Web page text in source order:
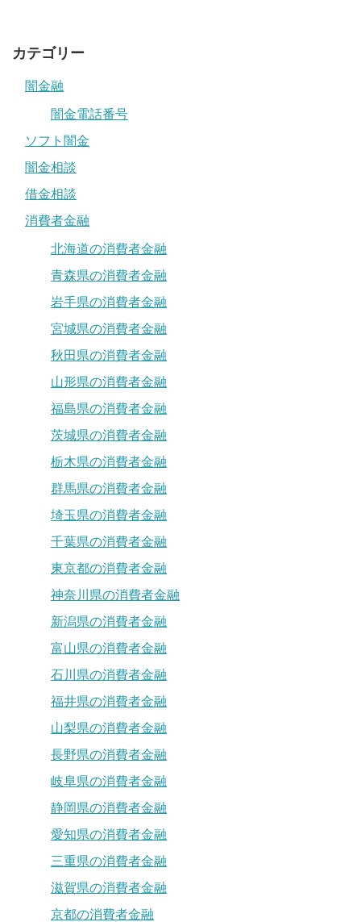
カテゴリー
闇金融
闇金電話番号
ソフト闇金
闇金相談
借金相談
消費者金融
北海道の消費者金融
青森県の消費者金融
岩手県の消費者金融
宮城県の消費者金融
秋田県の消費者金融
山形県の消費者金融
福島県の消費者金融
茨城県の消費者金融
栃木県の消費者金融
群馬県の消費者金融
埼玉県の消費者金融
千葉県の消費者金融
東京都の消費者金融
神奈川県の消費者金融
新潟県の消費者金融
富山県の消費者金融
石川県の消費者金融
福井県の消費者金融
山梨県の消費者金融
長野県の消費者金融
岐阜県の消費者金融
静岡県の消費者金融
愛知県の消費者金融
三重県の消費者金融
滋賀県の消費者金融
京都の消費者金融